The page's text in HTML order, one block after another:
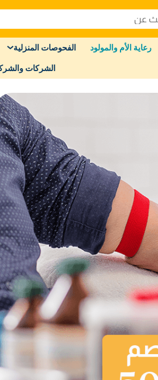
رعاية الأم والمولود الفحوصات المنزلية
الشركات